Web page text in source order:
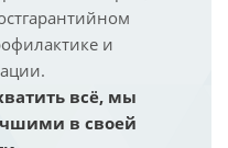
и
всё, мы
в своей